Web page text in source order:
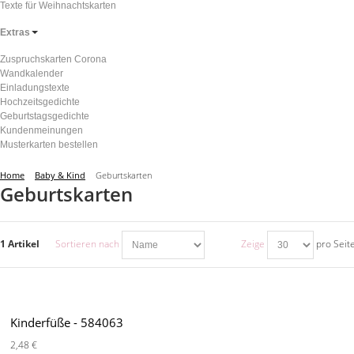
Texte für Weihnachtskarten
Extras
Zuspruchskarten Corona
Wandkalender
Einladungstexte
Hochzeitsgedichte
Geburtstagsgedichte
Kundenmeinungen
Musterkarten bestellen
Home Baby & Kind Geburtskarten
Geburtskarten
1 Artikel Sortieren nach Zeige pro
Kinderfüße - 584063
2,48 €